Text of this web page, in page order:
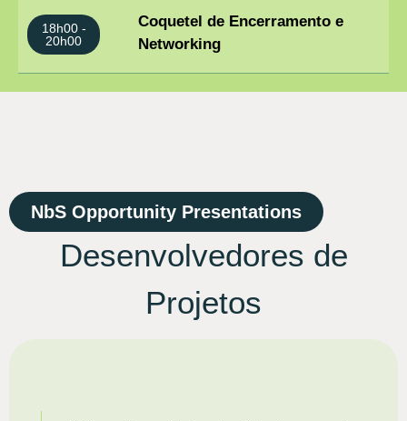
18h00 -
20h00
Coquetel de Encerramento e
Networking
NbS Opportunity Presentations
Desenvolvedores de
Projetos